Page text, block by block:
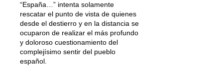
“España…” intenta solamente
rescatar el punto de vista de quienes
desde el destierro y en la distancia se
ocuparon de realizar el más profundo
y doloroso cuestionamiento del
complejísimo sentir del pueblo
español.